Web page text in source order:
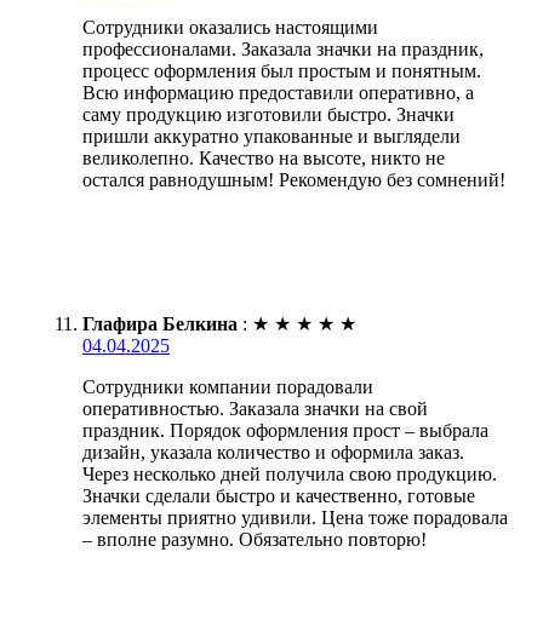
Сотрудники оказались настоящими
профессионалами. Заказала значки на праздник,
процесс оформления был простым и понятным.
Всю информацию предоставили оперативно, а
саму продукцию изготовили быстро. Значки
пришли аккуратно упакованные и выглядели
великолепно. Качество на высоте, никто не
остался равнодушным! Рекомендую без сомнений!
Глафира Белкина : ★ ★ ★ ★ ★
04.04.2025
Сотрудники компании порадовали
оперативностью. Заказала значки на свой
праздник. Порядок оформления прост – выбрала
дизайн, указала количество и оформила заказ.
Через несколько дней получила свою продукцию.
Значки сделали быстро и качественно, готовые
элементы приятно удивили. Цена тоже порадовала
– вполне разумно. Обязательно повторю!